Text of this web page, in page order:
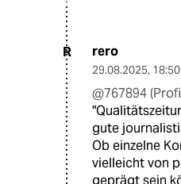
R rero
29.08.2025,
@767894
gute
Ob einzelne
vielleicht von
geprägt sein